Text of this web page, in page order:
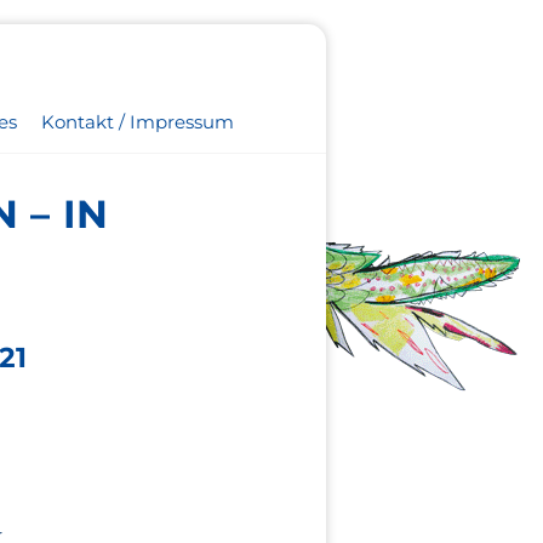
Kontakt / Impressum
– IN